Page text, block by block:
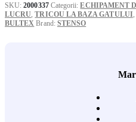
SKU:2000337 Categorii:ECHIPAMENT
LUCRU ,TRICOU LA BAZA GATULUI
BULTEX Brand: STENSO